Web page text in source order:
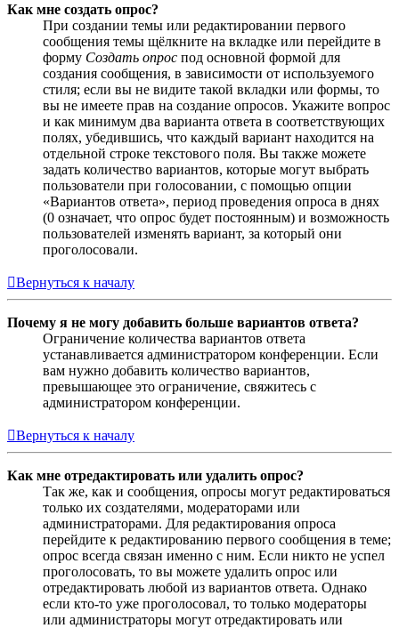
Как мне создать опрос?
При создании темы или редактировании первого
сообщения темы щёлкните на вкладке или перейдите в
форму Создать опрос под основной формой для
создания сообщения, в зависимости от используемого
стиля; если вы не видите такой вкладки или формы, то
вы не имеете прав на создание опросов. Укажите вопрос
и как минимум два варианта ответа в соответствующих
полях, убедившись, что каждый вариант находится на
отдельной строке текстового поля. Вы также можете
задать количество вариантов, которые могут выбрать
пользователи при голосовании, с помощью опции
«Вариантов ответа», период проведения опроса в днях
(0 означает, что опрос будет постоянным) и возможность
пользователей изменять вариант, за который они
проголосовали.
Вернуться к началу
Почему я не могу добавить больше вариантов ответа?
Ограничение количества вариантов ответа
устанавливается администратором конференции. Если
вам нужно добавить количество вариантов,
превышающее это ограничение, свяжитесь с
администратором конференции.
Вернуться к началу
Как мне отредактировать или удалить опрос?
Так же, как и сообщения, опросы могут редактироваться
только их создателями, модераторами или
администраторами. Для редактирования опроса
перейдите к редактированию первого сообщения в теме;
опрос всегда связан именно с ним. Если никто не успел
проголосовать, то вы можете удалить опрос или
отредактировать любой из вариантов ответа. Однако
если кто-то уже проголосовал, то только модераторы
или администраторы могут отредактировать или